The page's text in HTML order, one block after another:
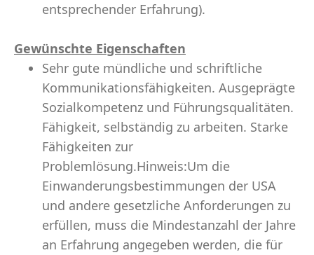
entsprechender Erfahrung).
Gewünschte Eigenschaften
Sehr gute mündliche und schriftliche
Kommunikationsfähigkeiten. Ausgeprägte
Sozialkompetenz und Führungsqualitäten.
Fähigkeit, selbständig zu arbeiten. Starke
Fähigkeiten zur
Problemlösung.Hinweis:Um die
Einwanderungsbestimmungen der USA
und andere gesetzliche Anforderungen zu
erfüllen, muss die Mindestanzahl der Jahre
an Erfahrung angegeben werden, die für